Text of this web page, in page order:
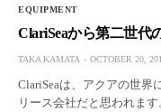
EQUIPMENT
ClariSeaから第二世代
TAKA KAMATA OCTOBER 20,
ClariSeaは、アクアの世界
リース会社だと思われま